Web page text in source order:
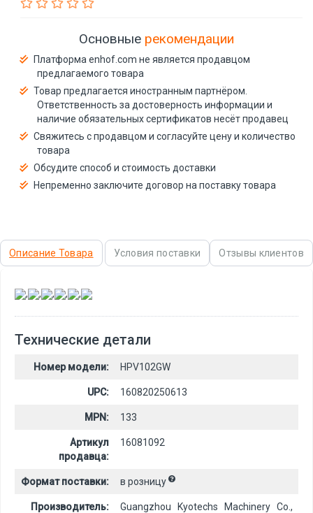
Основные рекомендации
Платформа enhof.com не является продавцом
предлагаемого товара
Товар предлагается иностранным партнёром.
Ответственность за достоверность информации и
наличие обязательных сертификатов несёт продавец
Свяжитесь с продавцом и согласуйте цену и количество
товара
Обсудите способ и стоимость доставки
Непременно заключите договор на поставку товара
Описание Товара Условия поставки Отзывы клиентов
, , , , ,
Технические детали
Номер модели: HPV102GW
UPC: 160820250613
MPN: 133
Артикул
продавца:
16081092
Формат поставки: в розницу
Производитель:
Guangzhou Kyotechs Machinery Co.,